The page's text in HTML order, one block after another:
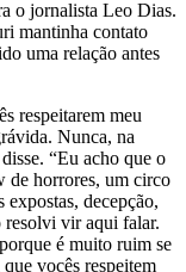
o jornalista Leo Dias.
mantinha contato
uma relação antes
respeitarem meu
Nunca, na
“Eu acho que o
de horrores, um circo
decepção,
resolvi vir aqui falar.
é muito ruim se
vocês respeitem